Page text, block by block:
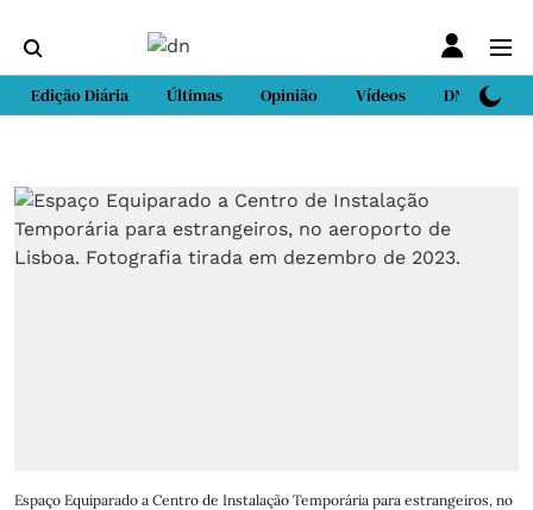
Edição Diária Últimas Opinião Vídeos DN Sport
Espaço Equiparado a Centro de Instalação Temporária para estrangeiros, no